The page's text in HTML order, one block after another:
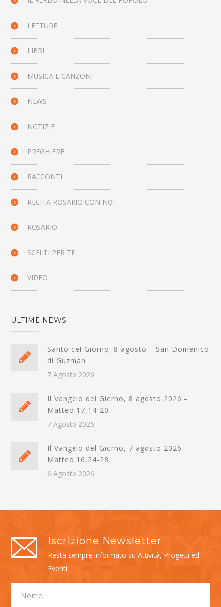
LETTURE
LIBRI
MUSICA E CANZONI
NEWS
NOTIZIE
PREGHIERE
RACCONTI
RECITA ROSARIO CON NOI
ROSARIO
SCELTI PER TE
VIDEO
ULTIME NEWS
Santo del Giorno, 8 agosto – San Domenico
di Guzmán
7 Agosto 2026
Il Vangelo del Giorno, 8 agosto 2026 –
Matteo 17,14-20
7 Agosto 2026
Il Vangelo del Giorno, 7 agosto 2026 –
Matteo 16,24-28
6 Agosto 2026
Iscrizione Newsletter
Resta sempre informato su Attività, Progetti ed
Eventi